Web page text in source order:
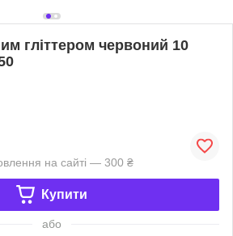
гліттером червоний 10
на сайті — 300 ₴
Купити
або